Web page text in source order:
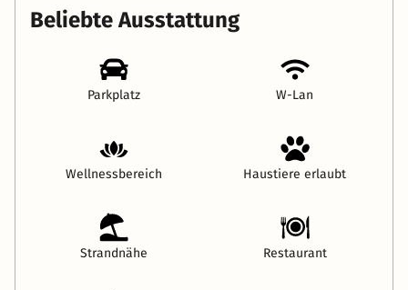
Beliebte Ausstattung
Parkplatz W-Lan
Wellnessbereich Haustiere erlaubt
Strandnähe Restaurant